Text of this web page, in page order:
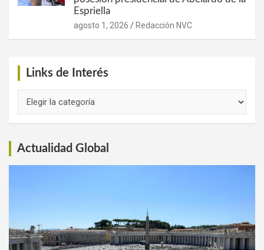
Espriella
agosto 1, 2026 Redacción NVC
Links de Interés
Actualidad Global